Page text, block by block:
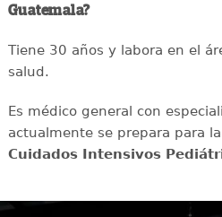
Guatemala?
Tiene 30 años y labora en el
salud.
Es médico general con
actualmente se prepara para
Cuidados Intensivos